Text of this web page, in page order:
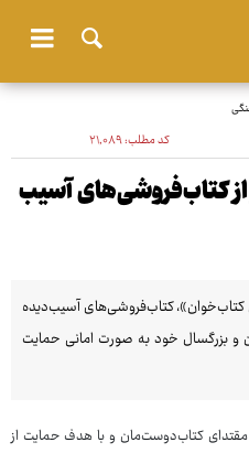
کد مطلب:۲۱٬۰۸۹
از کتاب‌فروشی‌های آسیب
کتاب‌خوان»، کتاب‌فروشی‌های آسیب‌دیده
و بزرگسال خود به صورت امانی حمایت
مقتدای کتاب‌دوست‌مان و با هدف حمایت از